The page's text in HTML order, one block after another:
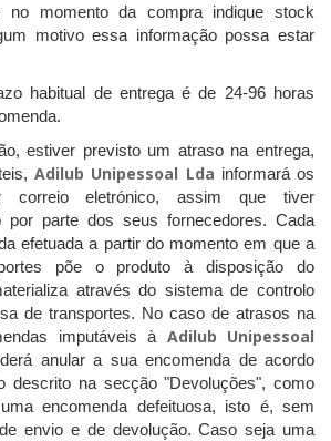
no momento da compra indique stock
motivo essa informação possa estar
habitual de entrega é de 24-96 horas
estiver previsto um atraso na entrega,
Adilub Unipessoal Lda informará os
correio eletrónico, assim que tiver
por parte dos seus fornecedores. Cada
efetuada a partir do momento em que a
põe o produto à disposição do
através do sistema de controlo
de transportes. No caso de atrasos na
imputáveis à Adilub Unipessoal
anular a sua encomenda de acordo
descrito na secção "Devoluções", como
encomenda defeituosa, isto é, sem
envio e de devolução. Caso seja uma